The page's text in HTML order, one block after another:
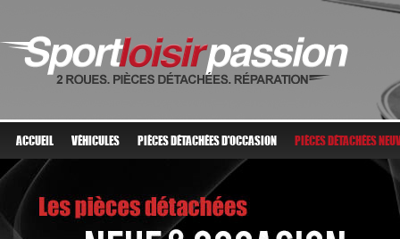
ACCUEIL VÉHICULES PIÈCES DÉTACHÉES D'OCCASION PIÈCES DÉTACHÉES